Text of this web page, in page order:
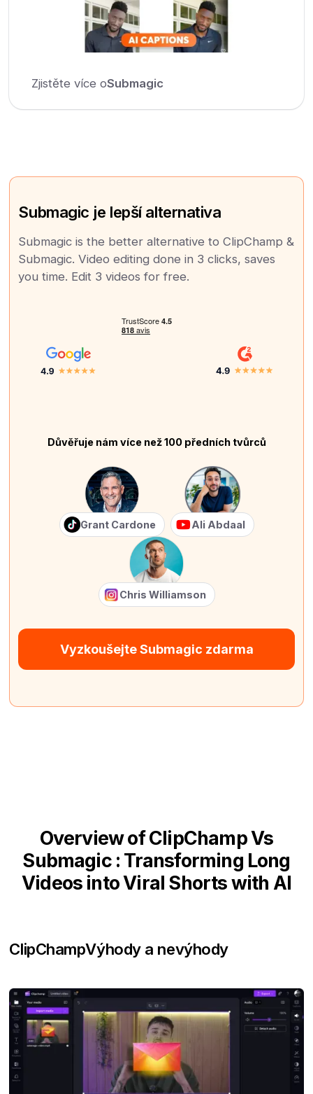
Zjistěte více oSubmagic
Submagic je lepší alternativa
Submagic is the better alternative to ClipChamp &
Submagic. Video editing done in 3 clicks, saves
you time. Edit 3 videos for free.
Důvěřuje nám více než 100 předních tvůrců
Grant Cardone Ali Abdaal
Chris Williamson
Vyzkoušejte Submagic zdarma
Overview of ClipChamp Vs
Submagic : Transforming Long
Videos into Viral Shorts with AI
ClipChampVýhody a nevýhody